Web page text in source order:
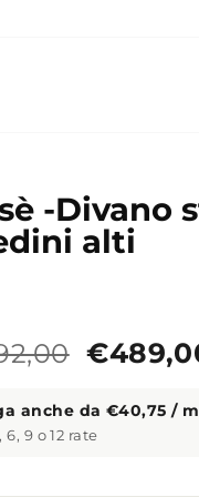
-Divano
alti
Prezzo
anche da €40,75 /
6, 9 o 12 rate